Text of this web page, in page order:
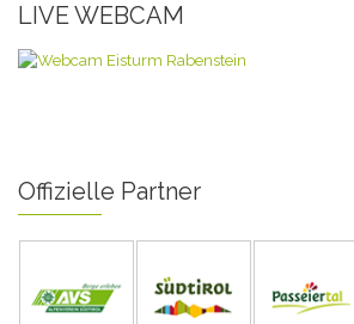
LIVE WEBCAM
Offizielle Partner